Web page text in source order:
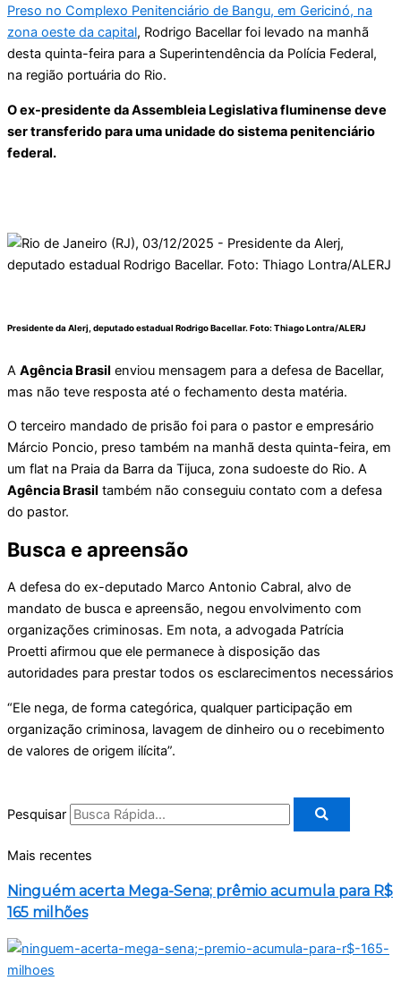
Preso no Complexo Penitenciário de Bangu, em Gericinó, na
zona oeste da capital, Rodrigo Bacellar foi levado na manhã
desta quinta-feira para a Superintendência da Polícia Federal,
na região portuária do Rio.
O ex-presidente da Assembleia Legislativa fluminense deve
ser transferido para uma unidade do sistema penitenciário
federal.
Presidente da Alerj, deputado estadual Rodrigo Bacellar. Foto:Thiago Lontra/ALERJ
A Agência Brasil enviou mensagem para a defesa de Bacellar,
mas não teve resposta até o fechamento desta matéria.
O terceiro mandado de prisão foi para o pastor e empresário
Márcio Poncio, preso também na manhã desta quinta-feira, em
um flat na Praia da Barra da Tijuca, zona sudoeste do Rio. A
Agência Brasil também não conseguiu contato com a defesa
do pastor.
Busca e apreensão
A defesa do ex-deputado Marco Antonio Cabral, alvo de
mandato de busca e apreensão, negou envolvimento com
organizações criminosas. Em nota, a advogada Patrícia
Proetti afirmou que ele permanece à disposição das
autoridades para prestar todos os esclarecimentos necessários
“Ele nega, de forma categórica, qualquer participação em
organização criminosa, lavagem de dinheiro ou o recebimento
de valores de origem ilícita”.
Pesquisar
Mais recentes
Ninguém acerta Mega-Sena; prêmio acumula para R$
165 milhões